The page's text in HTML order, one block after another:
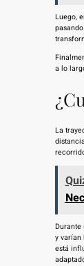
Luego,
a lo
La
Durante
y varían
está